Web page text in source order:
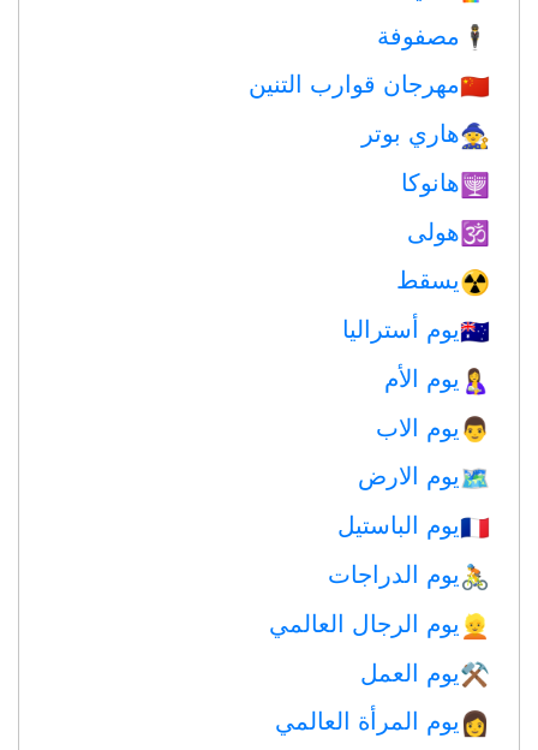
🕴️ مصفوفة
🇨🇳مهرجان قوارب التنين
🧙هاري بوتر
🕎هانوكا
🕉هولى
☢️يسقط
🇦🇺يوم أستراليا
🤱 يوم الأم
👨 يوم الاب
🗺️يوم الارض
🇫🇷يوم الباستيل
🚴يوم الدراجات
👱 يوم الرجال العالمي
⚒️يوم العمل
👩 يوم المرأة العالمي